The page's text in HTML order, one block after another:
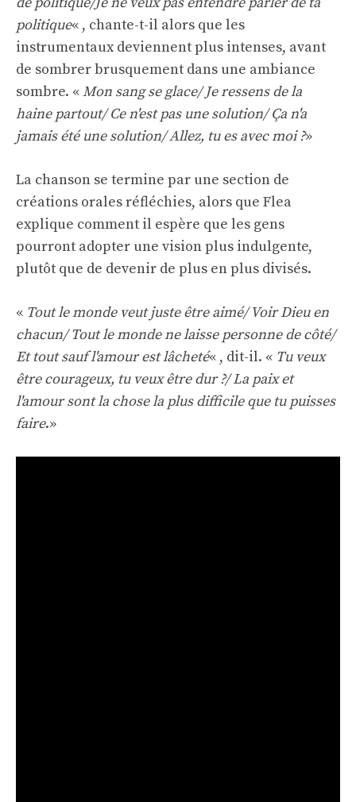
politique« , chante-t-il alors que les
instrumentaux deviennent plus intenses, avant
de sombrer brusquement dans une ambiance
sombre. «Mon sang se glace/ Je ressens de la
haine partout/ Ce n'est pas une solution/ Ça n'a
jamais été une solution/ Allez, tu es avec moi ?»
La chanson se termine par une section de
créations orales réfléchies, alors que Flea
explique comment il espère que les gens
pourront adopter une vision plus indulgente,
plutôt que de devenir de plus en plus divisés.
« Tout le monde veut juste être aimé/ Voir Dieu en
chacun/ Tout le monde ne laisse personne de côté/
Et tout sauf l'amour est lâcheté« , dit-il. « Tu veux
être courageux, tu veux être dur ?/ La paix et
l'amour sont la chose la plus difficile que tu puisses
faire.»